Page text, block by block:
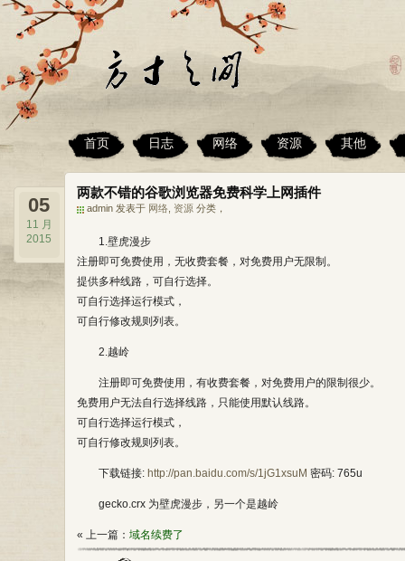
首页 日志 网络 资源 其他
两款不错的谷歌浏览器免费科学上网插件
admin 发表于 网络 资源 分类，
05
11 月
2015
1.壁虎漫步
注册即可免费使用，无收费套餐，对免费用户无限制。
提供多种线路，可自行选择。
可自行选择运行模式，
可自行修改规则列表。
2.越岭
注册即可免费使用，有收费套餐，对免费用户的限制很少。
免费用户无法自行选择线路，只能使用默认线路。
可自行选择运行模式，
可自行修改规则列表。
下载链接: http://pan.baidu.com/s/1jG1xsuM 密码: 765u
gecko.crx 为壁虎漫步，另一个是越岭
« 上一篇： 域名续费了